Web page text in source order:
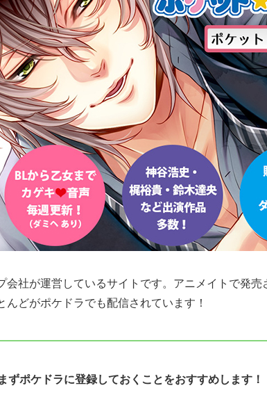
会社が運営しているサイトです。アニメイトで発
どがポケドラでも配信されています！
ずポケドラに登録しておくことをおすすめします！